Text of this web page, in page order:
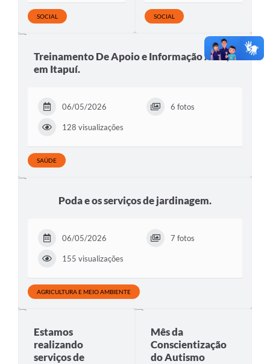
SOCIAL SOCIAL
Treinamento De Apoio e Informação APH,
em Itapuí.
06/05/2026 6 fotos
128 visualizações
SAÚDE
Poda e os serviços de jardinagem.
06/05/2026 7 fotos
155 visualizações
AGRICULTURA E MEIO AMBIENTE
Estamos
realizando
serviços de
Mês da
Conscientização
do Autismo